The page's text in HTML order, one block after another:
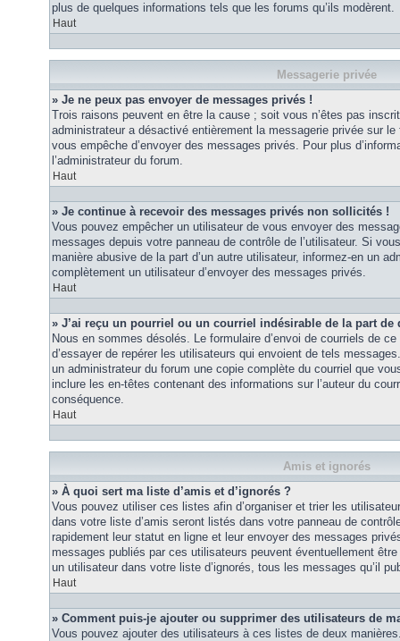
plus de quelques informations tels que les forums qu’ils modèrent.
Haut
Messagerie privée
» Je ne peux pas envoyer de messages privés !
Trois raisons peuvent en être la cause ; soit vous n’êtes pas
administrateur a désactivé entièrement la messagerie privée sur
vous empêche d’envoyer des messages privés. Pour plus
l’administrateur du forum.
Haut
» Je continue à recevoir des messages privés non sollicités !
Vous pouvez empêcher un utilisateur de vous envoyer des
messages depuis votre panneau de contrôle de l’utilisateur. Si
manière abusive de la part d’un autre utilisateur, informez-en un
complètement un utilisateur d’envoyer des messages privés.
Haut
» J’ai reçu un pourriel ou un courriel indésirable de la part de
Nous en sommes désolés. Le formulaire d’envoi de courriels de
d’essayer de repérer les utilisateurs qui envoient de tels
un administrateur du forum une copie complète du courriel que
inclure les en-têtes contenant des informations sur l’auteur du
conséquence.
Haut
Amis et ignorés
» À quoi sert ma liste d’amis et d’ignorés ?
Vous pouvez utiliser ces listes afin d’organiser et trier les
dans votre liste d’amis seront listés dans votre panneau de
rapidement leur statut en ligne et leur envoyer des messages
messages publiés par ces utilisateurs peuvent éventuellement
un utilisateur dans votre liste d’ignorés, tous les messages qu’il
Haut
» Comment puis-je ajouter ou supprimer des utilisateurs de
Vous pouvez ajouter des utilisateurs à ces listes de deux